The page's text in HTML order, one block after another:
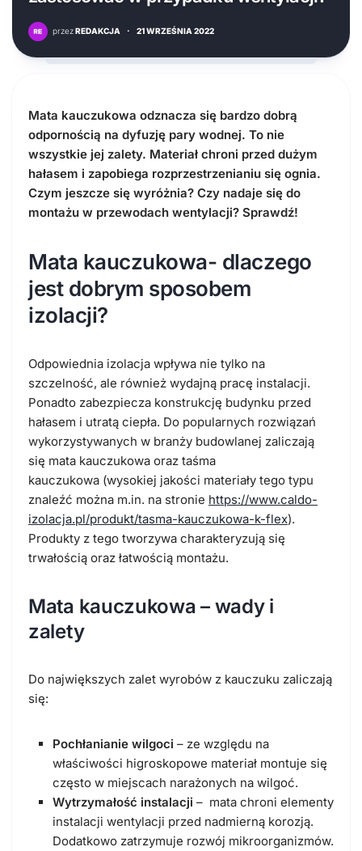
przezREDAKCJA · 21 WRZEŚNIA 2022
Mata kauczukowa odznacza się bardzo dobrą
odpornością na dyfuzję pary wodnej. To nie
wszystkie jej zalety. Materiał chroni przed dużym
hałasem i zapobiega rozprzestrzenianiu się ognia.
Czym jeszcze się wyróżnia? Czy nadaje się do
montażu w przewodach wentylacji? Sprawdź!
Mata kauczukowa- dlaczego
jest dobrym sposobem
izolacji?
Odpowiednia izolacja wpływa nie tylko na
szczelność, ale również wydajną pracę instalacji.
Ponadto zabezpiecza konstrukcję budynku przed
hałasem i utratą ciepła. Do popularnych rozwiązań
wykorzystywanych w branży budowlanej zaliczają
się mata kauczukowa oraz taśma
kauczukowa (wysokiej jakości materiały tego typu
znaleźć można m.in. na stronie https://www.caldo-
izolacja.pl/produkt/tasma-kauczukowa-k-flex).
Produkty z tego tworzywa charakteryzują się
trwałością oraz łatwością montażu.
Mata kauczukowa – wady i
zalety
Do największych zalet wyrobów z kauczuku zaliczają
się:
Pochłanianie wilgoci – ze względu na
właściwości higroskopowe materiał montuje się
często w miejscach narażonych na wilgoć.
Wytrzymałość instalacji – mata chroni elementy
instalacji wentylacji przed nadmierną korozją.
Dodatkowo zatrzymuje rozwój mikroorganizmów.